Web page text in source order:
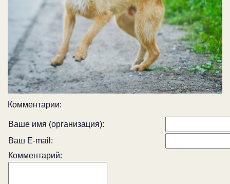
Комментарии:
Ваше имя (организация):
Ваш E-mail:
Комментарий: